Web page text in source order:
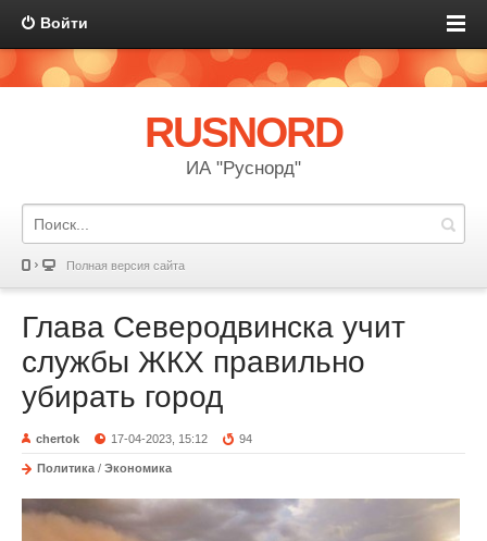
Войти
RUSNORD
ИА "Руснорд"
Полная версия сайта
Глава Северодвинска учит
службы ЖКХ правильно
убирать город
chertok 17-04-2023, 15:12 94
Политика / Экономика